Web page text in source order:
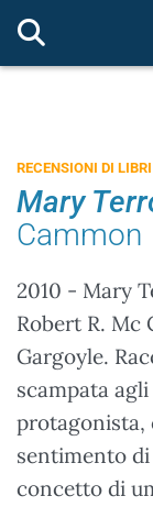
RECENSIONI DI LIBRI
Mary
Cammon
2010 - Mary
Robert R. Mc
Gargoyle.
scampata
protagonista,
sentimento
concetto di